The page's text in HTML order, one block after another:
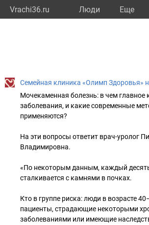
Vrachi36.ru Люди Eще
Семейная клиника «Олимп Здоровья»
Мочекаменная болезнь: в чем главное
заболевания, и какие современные
применяются?
На эти вопросы ответит врач-уролог
Владимировна.
«По некоторым данным, каждый
сталкивается с камнями в почках.
Кто в группе риска: люди в возрасте
пациенты, страдающие некоторыми
заболеваниями или имеющие